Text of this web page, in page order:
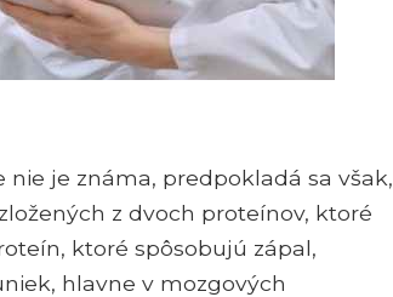
je známa, predpokladá sa však,
z dvoch proteínov, ktoré
ktoré spôsobujú zápal,
hlavne v mozgových